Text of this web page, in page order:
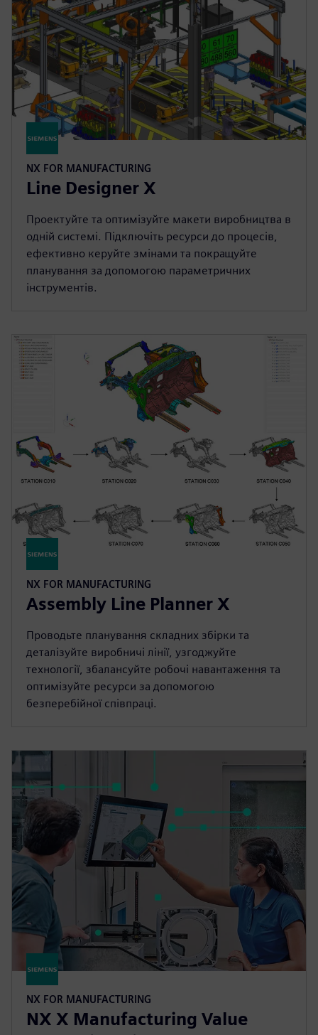
NX FOR MANUFACTURING
Line Designer X
Проектуйте та оптимізуйте макети виробництва в
одній системі. Підключіть ресурси до процесів,
ефективно керуйте змінами та покращуйте
планування за допомогою параметричних
інструментів.
NX FOR MANUFACTURING
Assembly Line Planner X
Проводьте планування складних збірки та
деталізуйте виробничі лінії, узгоджуйте
технології, збалансуйте робочі навантаження та
оптимізуйте ресурси за допомогою
безперебійної співпраці.
NX FOR MANUFACTURING
NX X Manufacturing Value